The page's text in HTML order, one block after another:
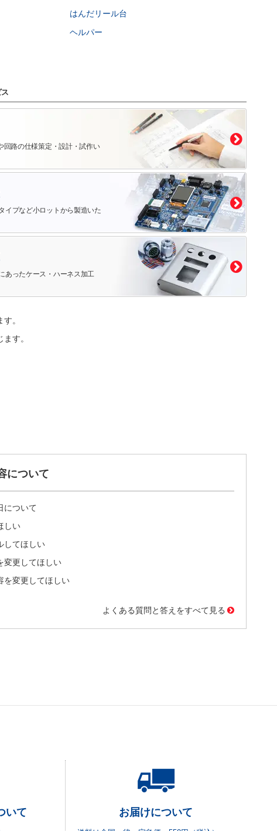
はんだリール台
ヘルパー
回路の仕様策定・設計・試作い
イプなど小ロットから製造いた
あったケース・ハーネス加工
。
す。
について
について
しい
してほしい
変更してほしい
を変更してほしい
よくある質問と答えをすべて見る
いて お届けについて